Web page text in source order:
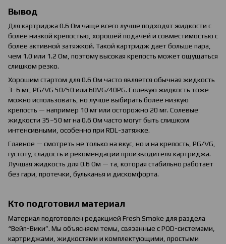
Вывод
Для картриджа 0.6 Ом чаще всего лучше подходят жидкости с
более низкой крепостью, хорошей подачей и совместимостью с
более активной затяжкой. Такой картридж дает больше пара,
чем 1.0 или 1.2 Ом, поэтому высокая крепость может ощущаться
слишком резко.
Хорошим стартом для 0.6 Ом часто является обычная жидкость
3–6 мг, PG/VG 50/50 или 60VG/40PG. Солевую жидкость тоже
можно использовать, но лучше выбирать более низкую
крепость — например 10 мг или осторожно 20 мг. Солевые
жидкости 35–50 мг на 0.6 Ом часто могут быть слишком
интенсивными, особенно при RDL-затяжке.
Главное — смотреть не только на вкус, но и на крепость, PG/VG,
густоту, сладость и рекомендации производителя картриджа.
Лучшая жидкость для 0.6 Ом — та, которая стабильно работает
без гари, протечки, бульканья и дискомфорта.
Кто подготовил материал
Материал подготовлен редакцией Fresh Smoke для раздела
“Вейп-Вики”. Мы объясняем темы, связанные с POD-системами,
картриджами, жидкостями и комплектующими, простыми